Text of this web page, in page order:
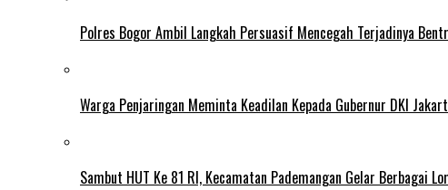
Polres Bogor Ambil Langkah Persuasif Mencegah Terjadinya
Warga Penjaringan Meminta Keadilan Kepada Gubernur DKI
Sambut HUT Ke 81 RI, Kecamatan Pademangan Gelar Berbagai